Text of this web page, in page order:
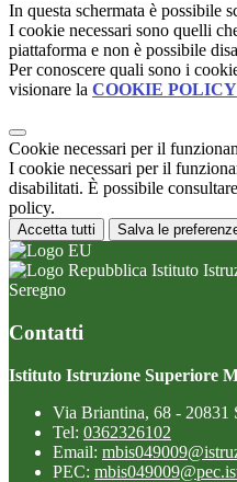
In questa schermata è possibile
I cookie necessari sono quelli
piattaforma e non è possibile
Per conoscere quali sono i
visionare la COOKIE POLICY
Cookie necessari per il
I cookie necessari per il
disabilitati. È possibile
policy.
Accetta tutti Salva le
Istituto
Seregno
Contatti
Istituto Istruzione Superiore
Via Briantina, 68 - 20831
Tel: 0362326102
Email:
PEC: